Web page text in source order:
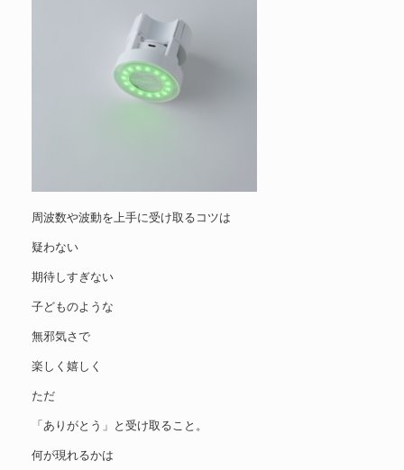
周波数や波動を上手に受け取るコツは
疑わない
期待しすぎない
子どものような
無邪気さで
楽しく嬉しく
ただ
「ありがとう」と受け取ること。
何が現れるかは